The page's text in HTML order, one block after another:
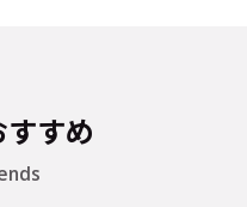
すめ